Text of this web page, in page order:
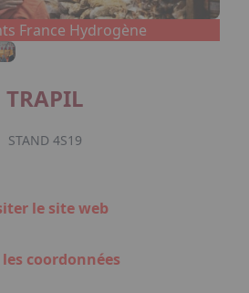
France Hydrogène
TRAPIL
STAND 4S19
le site web
coordonnées